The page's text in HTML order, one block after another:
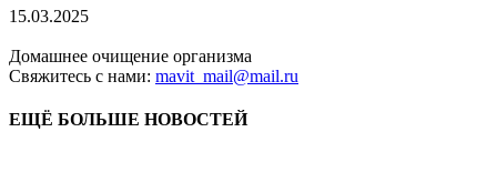
15.03.2025
Домашнее очищение организма
Свяжитесь с нами: mavit_mail@mail.ru
ЕЩЁ БОЛЬШЕ НОВОСТЕЙ